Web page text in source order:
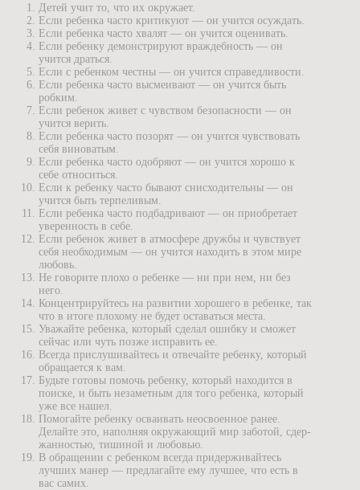
Детей учит то, что их окружает.
Если ребенка часто критикуют — он учится осуждать.
Если ребенка часто хвалят — он учится оценивать.
Если ребенку демонстрируют враждебность — он
учится драться.
Если с ребенком честны — он учится справедливости.
Если ребенка часто высмеивают — он учится быть
робким.
Если ребенок живет с чувством безопасности — он
учится верить.
Если ребенка часто позорят — он учится чувствовать
себя виноватым.
Если ребенка часто одобряют — он учится хорошо к
себе относиться.
Если к ребенку часто бывают снисходительны — он
учится быть терпеливым.
Если ребенка часто подбадривают — он приобретает
уверенность в себе.
Если ребенок живет в атмосфере дружбы и чувствует
себя необходимым — он учит­ся находить в этом мире
любовь.
Не говорите плохо о ребенке — ни при нем, ни без
него.
Концентрируйтесь на развитии хорошего в ребенке, так
что в итоге плохому не бу­дет оставаться места.
Уважайте ребенка, который сделал ошибку и сможет
сейчас или чуть позже исправить ее.
Всегда прислушивайтесь и отвечайте ребенку, который
обращается к вам.
Будьте готовы помочь ребенку, который находится в
поиске, и быть незаметным для того ребенка, который
уже все нашел.
Помогайте ребенку осваивать неосвоенное ранее.
Делайте это, наполняя окружающий мир заботой, сдер­
жанностью, тишиной и любовью.
В обращении с ребенком всегда придерживайтесь
лучших манер — предлагайте ему лучшее, что есть в
вас самих.